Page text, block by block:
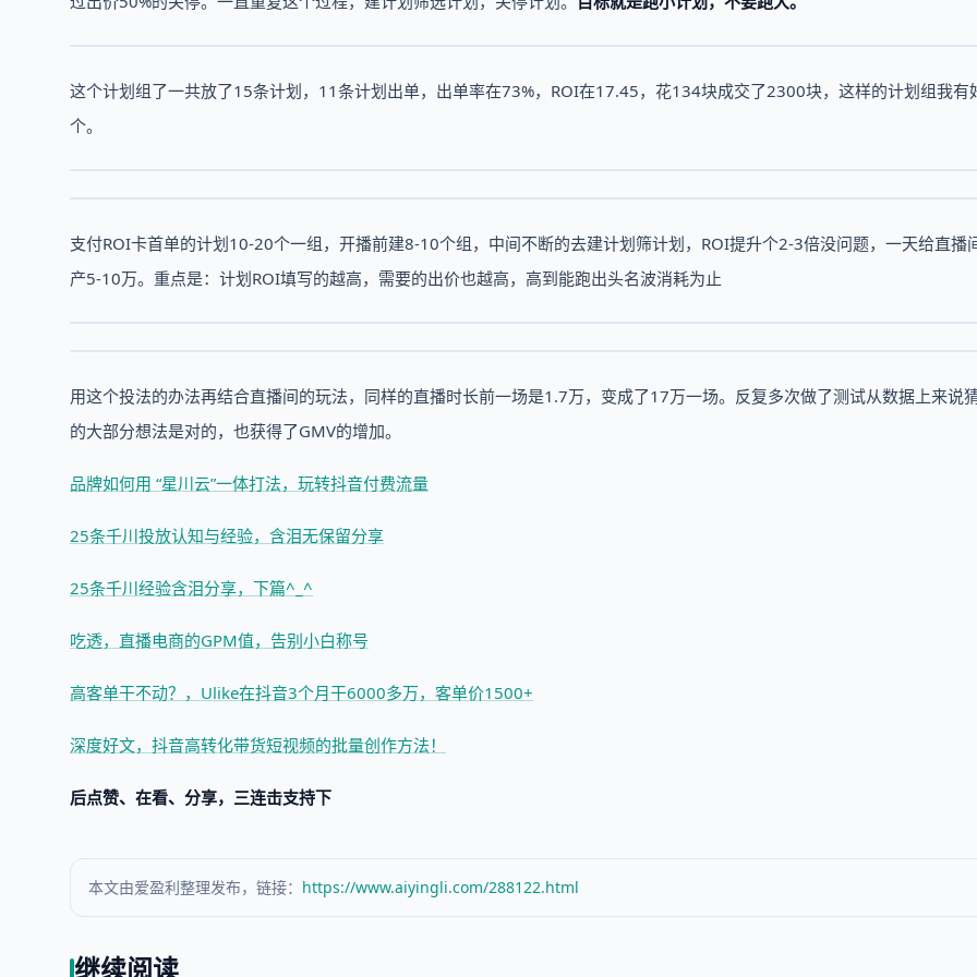
这个计划组了一共放了15条计划，11条计划出单，出单率在73%，ROI在17.45，花134块成交了2300块，这样的计划组我有
个。
支付ROI卡首单的计划10-20个一组，开播前建8-10个组，中间不断的去建计划筛计划，ROI提升个2-3倍没问题，一天给直播
产5-10万。重点是：计划ROI填写的越高，需要的出价也越高，高到能跑出头名波消耗为止
用这个投法的办法再结合直播间的玩法，同样的直播时长前一场是1.7万，变成了17万一场。反复多次做了测试从数据上来说
的大部分想法是对的，也获得了GMV的增加。
品牌如何用 “星川云”一体打法，玩转抖音付费流量
25条千川投放认知与经验，含泪无保留分享
25条千川经验含泪分享，下篇^_^
吃透，直播电商的GPM值，告别小白称号
高客单干不动？，Ulike在抖音3个月干6000多万，客单价1500+
深度好文，抖音高转化带货短视频的批量创作方法！
后点赞、在看、分享，三连击支持下
本文由爱盈利整理发布，链接： https://www.aiyingli.com/288122.html
继续阅读